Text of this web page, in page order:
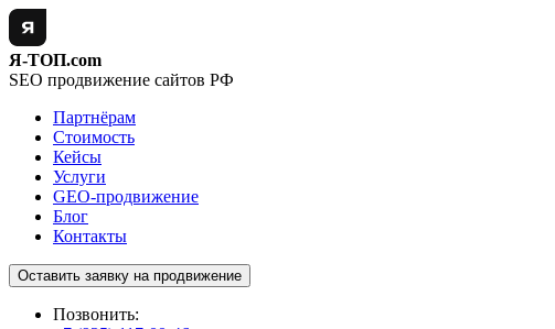
Я-ТОП.com
SEO продвижение сайтов РФ
Партнёрам
Стоимость
Кейсы
Услуги
GEO-продвижение
Блог
Контакты
Оставить заявку на продвижение
Позвонить: